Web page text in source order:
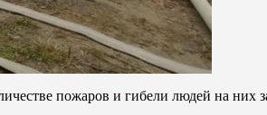
пожаров и гибели людей на них